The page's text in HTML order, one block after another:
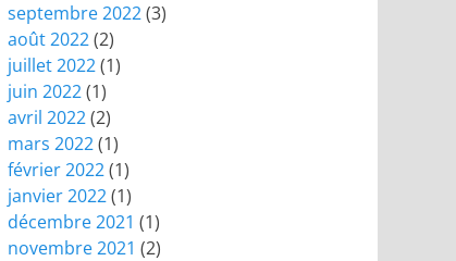
septembre 2022(3)
août 2022(2)
juillet 2022(1)
juin 2022(1)
avril 2022(2)
mars 2022(1)
février 2022(1)
janvier 2022(1)
décembre 2021 (1)
novembre 2021 (2)